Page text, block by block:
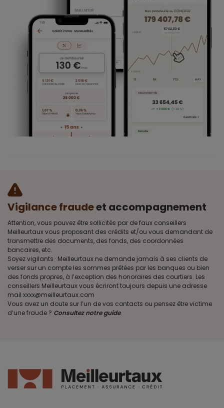
Vigilance fraudeet accompagnement
Attention, vous pouvez être sollicités par de faux conseillers
Meilleurtaux vous proposant des crédits et/ou vous demandant de
transmettre des documents, des fonds, des coordonnées
bancaires, etc.
Soyez vigilants · Meilleurtaux ne demande jamais à ses clients de
verser sur un compte les sommes prêtées par les banques ou bien
des fonds propres, à l’exception des honoraires des courtiers. Les
conseillers Meilleurtaux vous écriront toujours depuis une adresse
mail xxxx@meilleurtaux.com
Vous avez un doute sur l’un de vos contacts ou pensez être victime
d’une fraude ? Consultez notre guide.